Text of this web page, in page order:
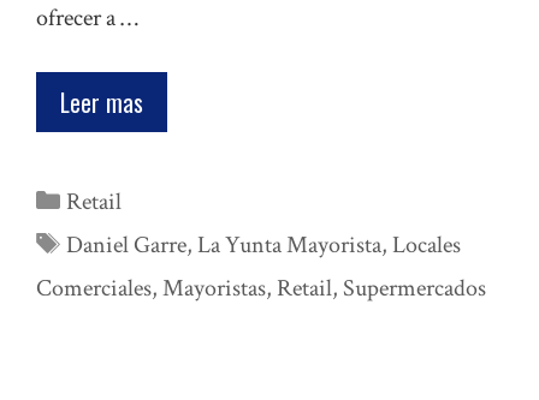
ofrecer a …
Leer mas
Categorías
Retail
Etiquetas
Daniel Garre,La Yunta Mayorista,Locales
Comerciales,Mayoristas, Retail, Supermercados